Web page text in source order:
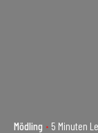
Mödling 5 Minuten